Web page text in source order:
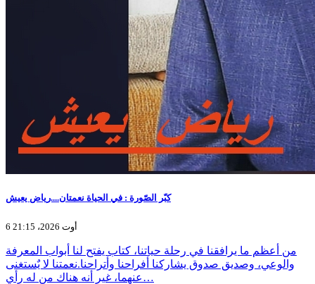
كبّر الصّورة : في الحياة نعمتان....رياض يعيش
6 أوت 2026، 21:15
من أعظم ما يرافقنا في رحلة حياتنا، كتاب يفتح لنا أبواب المعرفة
والوعي، وصديق صدوق يشاركنا أفراحنا وأتراحنا.نعمتنا لا يٌستغنى
عنهما، غير أنه هناك من له رأي…